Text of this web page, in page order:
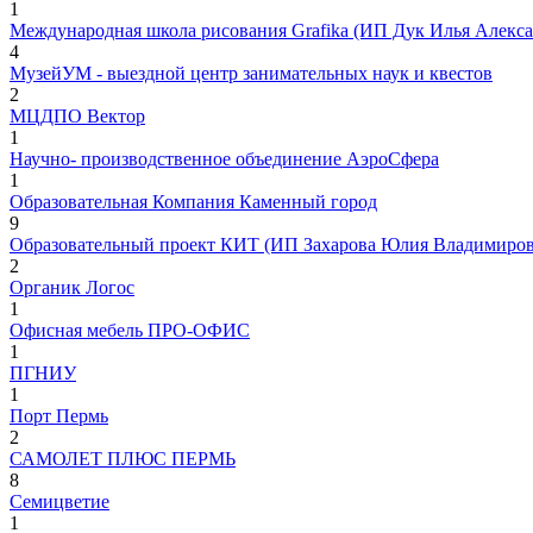
1
Международная школа рисования Grafika (ИП Дук Илья
4
МузейУМ - выездной центр занимательных наук и квестов
2
МЦДПО Вектор
1
Научно- производственное объединение АэроСфера
1
Образовательная Компания Каменный город
9
Образовательный проект КИТ (ИП Захарова Юлия
2
Органик Логос
1
Офисная мебель ПРО-ОФИС
1
ПГНИУ
1
Порт Пермь
2
САМОЛЕТ ПЛЮС ПЕРМЬ
8
Семицветие
1